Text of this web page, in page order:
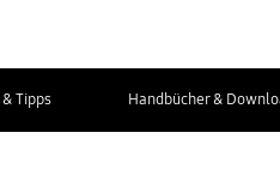
Tipps Handbücher &